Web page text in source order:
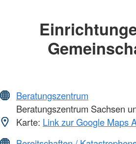
Beratungszentrum
Beratungszentrum Sachsen
Karte: Link zur Google Maps